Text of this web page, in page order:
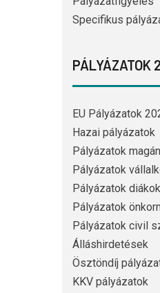
Specifikus
PÁLYÁZATOK
EU Pályázatok
Hazai pályázatok
Pályázatok
Pályázatok
Pályázatok
Pályázatok
Pályázatok civil
Álláshirdetések
Ösztöndíj
KKV pályázatok